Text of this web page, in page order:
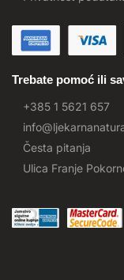
Trebate pomoć ili
+385 1 5621 657
Česta pitanja
Ulica Franje